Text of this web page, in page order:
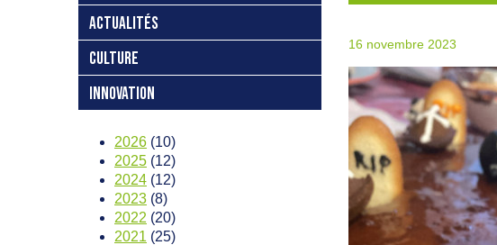
ACTUALITÉS
CULTURE
INNOVATION
2026 (10)
2025 (12)
2024 (12)
2023 (8)
2022 (20)
2021 (25)
16 novembre 2023